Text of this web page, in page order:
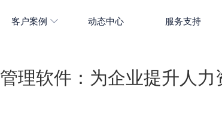
客户案例 动态中心 服务支持
理软件：为企业提升人力